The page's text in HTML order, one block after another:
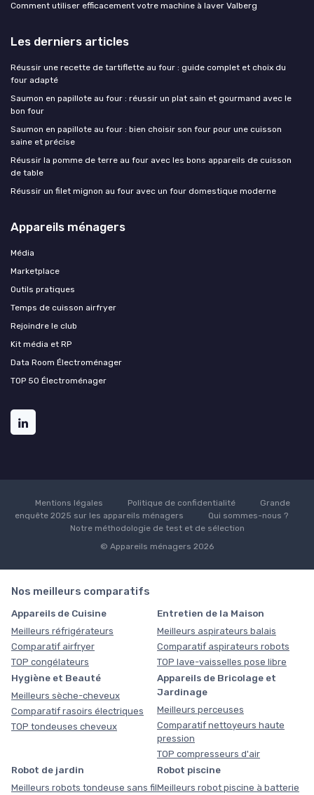
Comment utiliser efficacement votre machine à laver Valberg
Les derniers articles
Réussir une recette de tartiflette au four : guide complet et choix du
four adapté
Saumon en papillote au four : réussir un plat sain et gourmand avec le
bon four
Saumon en papillote au four : bien choisir son four pour une cuisson
saine et précise
Réussir la pomme de terre au four avec les bons appareils de cuisson
de table
Réussir un filet mignon au four avec un four domestique moderne
Appareils ménagers
Média
Marketplace
Outils pratiques
Temps de cuisson airfryer
Rejoindre le club
Kit média et RP
Data Room Électroménager
TOP 50 Électroménager
Mentions légales Politique de confidentialité
Grande
enquête 2025 sur les appareils ménagers
Qui sommes-nous ?
Notre méthodologie de test et de sélection
© Appareils ménagers 2026
Nos meilleurs comparatifs
Appareils de Cuisine
Meilleurs réfrigérateurs
Comparatif airfryer
TOP congélateurs
Entretien de la Maison
Meilleurs aspirateurs balais
Comparatif aspirateurs robots
TOP lave-vaisselles pose libre
Hygiène et Beauté
Meilleurs sèche-cheveux
Comparatif rasoirs électriques
TOP tondeuses cheveux
Appareils de Bricolage et
Jardinage
Meilleurs perceuses
Comparatif nettoyeurs haute
pression
TOP compresseurs d'air
Robot de jardin
Meilleurs robots tondeuse sans fil
Robot piscine
Meilleurs robot piscine à batterie